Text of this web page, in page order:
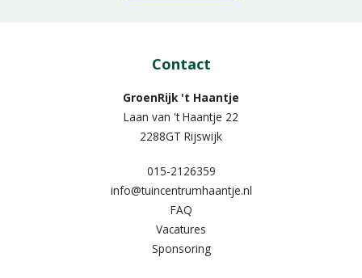
Contact
GroenRijk 't Haantje
Laan van 't Haantje 22
2288GT Rijswijk
015-2126359
info@tuincentrumhaantje.nl
FAQ
Vacatures
Sponsoring